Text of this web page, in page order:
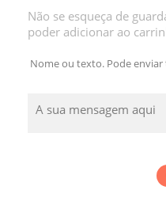
Não se esqueça de
poder adicionar ao
Nome ou texto. Pode